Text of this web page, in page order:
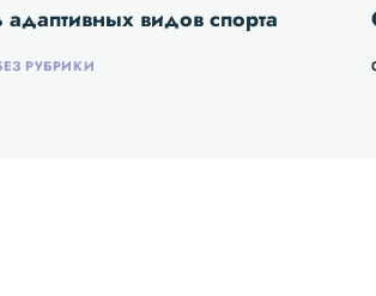
адаптивных видов спорта
РУБРИКИ